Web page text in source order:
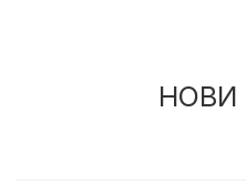
НОВИ